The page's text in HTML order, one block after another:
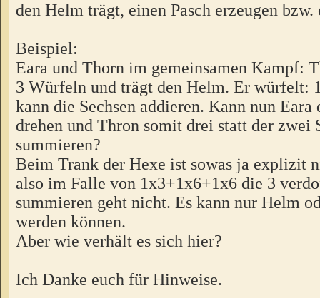
den Helm trägt, einen Pasch erzeugen bzw.
Beispiel:
Eara und Thorn im gemeinsamen Kampf:
3 Würfeln und trägt den Helm. Er würfelt:
kann die Sechsen addieren. Kann nun
drehen und Thron somit drei statt der zwei
summieren?
Beim Trank der Hexe ist sowas ja explizit
also im Falle von 1x3+1x6+1x6 die 3
summieren geht nicht. Es kann nur Helm
werden können.
Aber wie verhält es sich hier?
Ich Danke euch für Hinweise.